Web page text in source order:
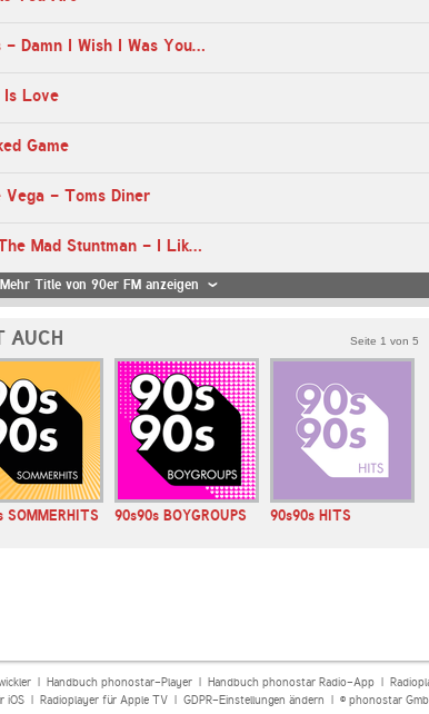
09:10 Uhr - Sophie B. Hawkins - Damn I Wish I Was Your Lover
Love
Game
Vega - Toms Diner
08:53 Uhr - Reel 2 Real feat. The Mad Stuntman - I Like To Move It
Mehr Title von 90er FM anzeigen
AUCH Seite 1 von 5
SOMMERHITS 90s90s BOYGROUPS 90s90s HITS
| Handbuch phonostar-Player| Handbuch phonostar Radio-App|
iOS| Radioplayer für Apple TV| GDPR-Einstellungen ändern | © phonostar